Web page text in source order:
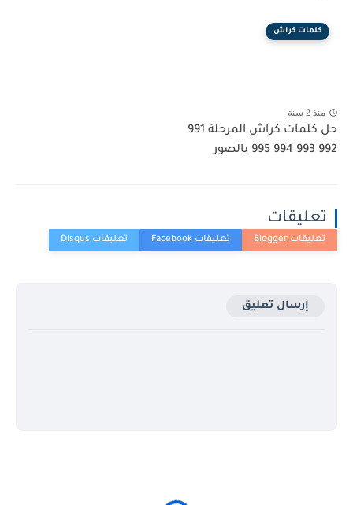
كلمات كراش
منذ 2 سنة
حل كلمات كراش المرحلة 991
992 993 994 995 بالصور
تعليقات
إرسال تعليق